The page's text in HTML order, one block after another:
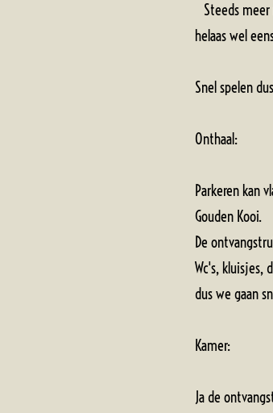
Steeds
helaas wel
Snel spelen
Onthaal:
Parkeren kan
Gouden Kooi.
De
Wc's,
dus we gaan
Kamer:
Ja de